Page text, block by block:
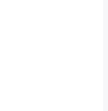
หา ติดกู
.com
กาศ
งประกาศฟรี